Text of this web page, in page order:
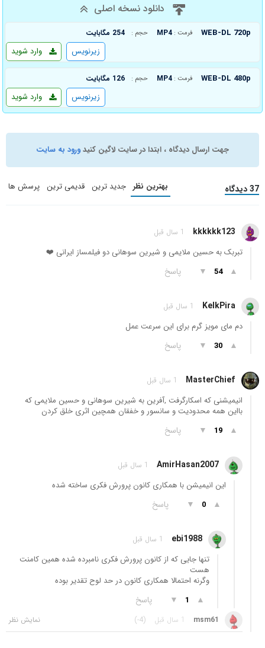
دانلود نسخه اصلی
WEB-DL 720p فرمت : MP4 حجم : 254 مگابایت
وارد شوید زیرنویس
WEB-DL 480p فرمت : MP4 حجم : 126 مگابایت
وارد شوید زیرنویس
جهت ارسال دیدگاه ، ابتدا در سایت لاگین کنیدورود به سایت
37 دیدگاه بهترین نظر جدید ترین قدیمی ترین پرسش ها
kkkkkk123 1 سال قبل
تبربک به حسین ملایمی و شیرین سوهانی دو فیلمساز ایرانی ❤️
▲
54
▼ پاسخ
KelkPira 1 سال قبل
دم مای مویز گرم برای این سرعت عمل
▲
30
▼ پاسخ
MasterChief 1 سال قبل
انیمیشنی که اسکارگرفت ,آفرین به شیرین سوهانی و حسین ملایمی که
بااین همه محدودیت و سانسور و خفقان همچین اثری خلق کردن
▲
19
▼ پاسخ
AmirHasan2007 1 سال قبل
این انیمیشن با همکاری کانون پرورش فکری ساخته شده
▲
0
▼ پاسخ
ebi1988 1 سال قبل
تنها جایی که از کانون پرورش فکری نامبرده شده همین کامنت
هست
وگرنه احتمالا همکاری کانون در حد لوح تقدیر بوده
▲
1
▼ پاسخ
msm61 1 سال قبل (-4)